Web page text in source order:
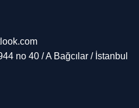
no 40 / A Bağcılar / İstanbul